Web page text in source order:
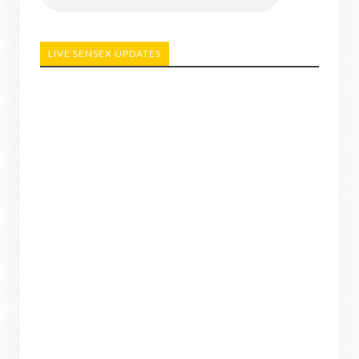
LIVE SENSEX UPDATES